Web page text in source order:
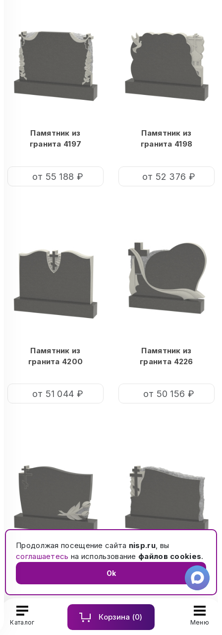
Каталог
Корзина (0)
Меню
Памятник из
гранита 4197
от 55 188 ₽
Памятник из
гранита 4198
от 52 376 ₽
Памятник из
гранита 4200
от 51 044 ₽
Памятник из
гранита 4226
от 50 156 ₽
от 50 156 ₽
Памятник из
гранита 4227
от 52 376 ₽
Продолжая посещение сайта nisp.ru, вы
соглашаетесь на использование файлов cookies.
Ok